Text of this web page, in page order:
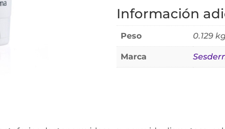
Información
Peso 0.129
Marca